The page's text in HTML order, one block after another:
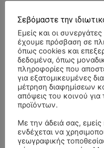
Σεβόμαστε την
Εμείς και οι
έχουμε πρόσβαση σε
όπως cookies και
δεδομένα, όπως
πληροφορίες που
για εξατομικευμένες
μέτρηση διαφημίσεων
απόψεις του κοινού
προϊόντων.
Με την άδειά σας,
ενδέχεται να
γεωγραφικής